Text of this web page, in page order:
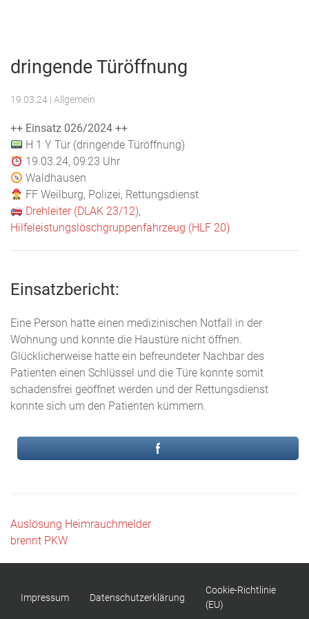
Feuerwehr
Weilburg
dringende Türöffnung
19.03.24 | Allgemein
++ Einsatz 026/2024 ++
H 1 Y Tür (dringende Türöffnung)
19.03.24, 09:23 Uhr
Waldhausen
FF Weilburg, Polizei, Rettungsdienst
Drehleiter (DLAK 23/12),
Hilfeleistungslöschgruppenfahrzeug (HLF 20)
Einsatzbericht:
Eine Person hatte einen medizinischen Notfall in der
Wohnung und konnte die Haustüre nicht öffnen.
Glücklicherweise hatte ein befreundeter Nachbar des
Patienten einen Schlüssel und die Türe konnte somit
schadensfrei geöffnet werden und der Rettungsdienst
konnte sich um den Patienten kümmern.
Beitragsnavigation
Auslösung Heimrauchmelder
brennt PKW
Impressum Datenschutzerklärung
Cookie-Richtlinie
(EU)